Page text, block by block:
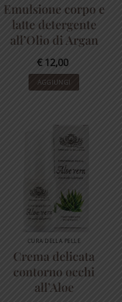
Emulsione corpo e
latte detergente
all’Olio di Argan
€12,00
AGGIUNGI
CURA DELLA PELLE
Crema delicata
contorno occhi
all’Aloe